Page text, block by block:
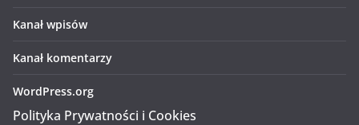
Kanał wpisów
Kanał komentarzy
WordPress.org
Polityka Prywatności i Cookies